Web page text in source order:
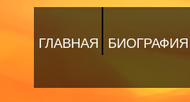
ГЛАВНАЯ БИОГРАФИЯ